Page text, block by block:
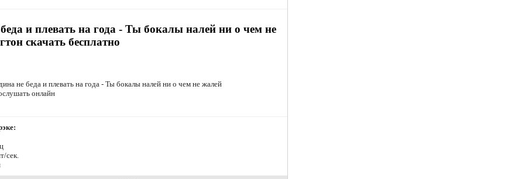
и плевать на года - Ты бокалы налей ни о чем не
скачать бесплатно
не беда и плевать на года - Ты бокалы налей ни о чем не жалей
онлайн
сек.